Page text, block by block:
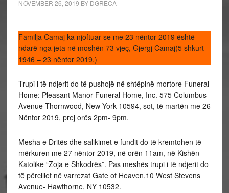
NOVEMBER 26, 2019 BY DGRECA
Familja Camaj ka njoftuar se me 23 nëntor 2019 është
ndarë nga jeta në moshën 73 vjeç, Gjergj Camaj(5 shkurt
1946 – 23 nëntor 2019.)
Trupi i të ndjerit do të pushojë në shtëpinë mortore Funeral
Home: Pleasant Manor Funeral Home, Inc. ‪575 Columbus
Avenue Thornwood, New York 10594, sot, të martën me 26
Nëntor 2019, prej orës 2pm- 9pm.
Mesha e Dritës dhe salikimet e fundit do të kremtohen të
mërkuren me 27 nëntor 2019, në orën 11am, në Kishën
Katolike “Zoja e Shkodrës”. Pas meshës trupi i të ndjerit do
të përcillet në varrezat Gate of Heaven,10 West Stevens
Avenue- Hawthorne, NY 10532.